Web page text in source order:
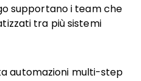
supportano i team che
tra più sistemi
automazioni multi-step